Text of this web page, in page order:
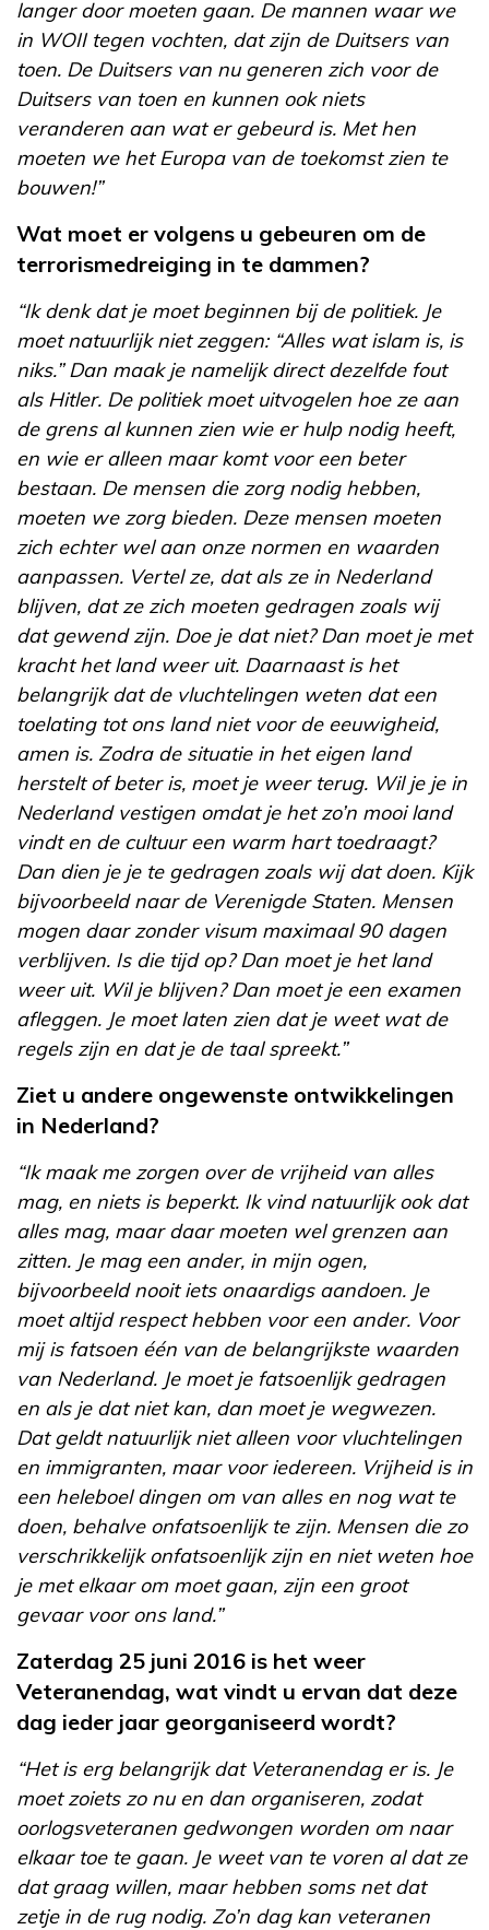
langer door moeten gaan. De mannen waar we
in WOII tegen vochten, dat zijn de Duitsers van
toen. De Duitsers van nu generen zich voor de
Duitsers van toen en kunnen ook niets
veranderen aan wat er gebeurd is. Met hen
moeten we het Europa van de toekomst zien te
bouwen!”
Wat moet er volgens u gebeuren om de
terrorismedreiging in te dammen?
“Ik denk dat je moet beginnen bij de politiek. Je
moet natuurlijk niet zeggen: “Alles wat islam is, is
niks.” Dan maak je namelijk direct dezelfde fout
als Hitler. De politiek moet uitvogelen hoe ze aan
de grens al kunnen zien wie er hulp nodig heeft,
en wie er alleen maar komt voor een beter
bestaan. De mensen die zorg nodig hebben,
moeten we zorg bieden. Deze mensen moeten
zich echter wel aan onze normen en waarden
aanpassen. Vertel ze, dat als ze in Nederland
blijven, dat ze zich moeten gedragen zoals wij
dat gewend zijn. Doe je dat niet? Dan moet je met
kracht het land weer uit. Daarnaast is het
belangrijk dat de vluchtelingen weten dat een
toelating tot ons land niet voor de eeuwigheid,
amen is. Zodra de situatie in het eigen land
herstelt of beter is, moet je weer terug. Wil je je in
Nederland vestigen omdat je het zo’n mooi land
vindt en de cultuur een warm hart toedraagt?
Dan dien je je te gedragen zoals wij dat doen. Kijk
bijvoorbeeld naar de Verenigde Staten. Mensen
mogen daar zonder visum maximaal 90 dagen
verblijven. Is die tijd op? Dan moet je het land
weer uit. Wil je blijven? Dan moet je een examen
afleggen. Je moet laten zien dat je weet wat de
regels zijn en dat je de taal spreekt.”
Ziet u andere ongewenste ontwikkelingen
in Nederland?
“Ik maak me zorgen over de vrijheid van alles
mag, en niets is beperkt. Ik vind natuurlijk ook dat
alles mag, maar daar moeten wel grenzen aan
zitten. Je mag een ander, in mijn ogen,
bijvoorbeeld nooit iets onaardigs aandoen. Je
moet altijd respect hebben voor een ander. Voor
mij is fatsoen één van de belangrijkste waarden
van Nederland. Je moet je fatsoenlijk gedragen
en als je dat niet kan, dan moet je wegwezen.
Dat geldt natuurlijk niet alleen voor vluchtelingen
en immigranten, maar voor iedereen. Vrijheid is in
een heleboel dingen om van alles en nog wat te
doen, behalve onfatsoenlijk te zijn. Mensen die zo
verschrikkelijk onfatsoenlijk zijn en niet weten hoe
je met elkaar om moet gaan, zijn een groot
gevaar voor ons land.”
Zaterdag 25 juni 2016 is het weer
Veteranendag, wat vindt u ervan dat deze
dag ieder jaar georganiseerd wordt?
“Het is erg belangrijk dat Veteranendag er is. Je
moet zoiets zo nu en dan organiseren, zodat
oorlogsveteranen gedwongen worden om naar
elkaar toe te gaan. Je weet van te voren al dat ze
dat graag willen, maar hebben soms net dat
zetje in de rug nodig. Zo’n dag kan veteranen